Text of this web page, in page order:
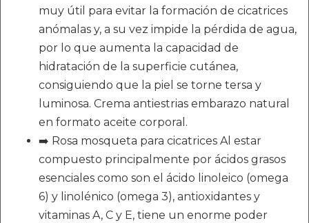
muy útil para evitar la formación de cicatrices
anómalas y, a su vez impide la pérdida de agua,
por lo que aumenta la capacidad de
hidratación de la superficie cutánea,
consiguiendo que la piel se torne tersa y
luminosa. Crema antiestrias embarazo natural
en formato aceite corporal.
➡️ Rosa mosqueta para cicatrices Al estar
compuesto principalmente por ácidos grasos
esenciales como son el ácido linoleico (omega
6) y linolénico (omega 3), antioxidantes y
vitaminas A, C y E, tiene un enorme poder